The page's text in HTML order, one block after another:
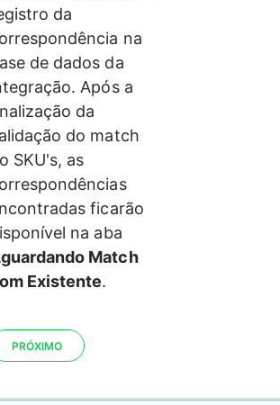
da
na
de dados da
Após a
da
do match
SKU's, as
ficarão
na aba
Match
Existente.
PRÓXIMO